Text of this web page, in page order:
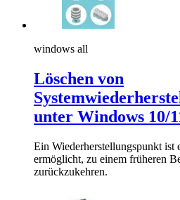
windows all
Löschen von
unter Windows 10/
Ein Wiederherstellungspunkt ist
ermöglicht, zu einem früheren
zurückzukehren.